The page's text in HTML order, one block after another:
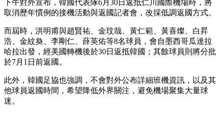
下午對外宣布，韓國代表隊6月30日返抵仁川國際機場時，將
取消歷年慣例的接機活動與返國記者會，改採低調返國方式。
而屆時，洪明甫與趙賢祐、金玟哉、黃仁範、黃喜燦、白昇
浩、金紋奐、李剛仁、薛英佑等8名球員，會自墨西哥瓜達拉
哈拉出發，經美國轉機後於30日返抵韓國；其餘球員則將分批
於7月1日前返國。
此外，韓國足協也強調，不會對外公布詳細班機資訊，以及其
他球員返國時間，希望降低外界關注，避免機場聚集大量球
迷。